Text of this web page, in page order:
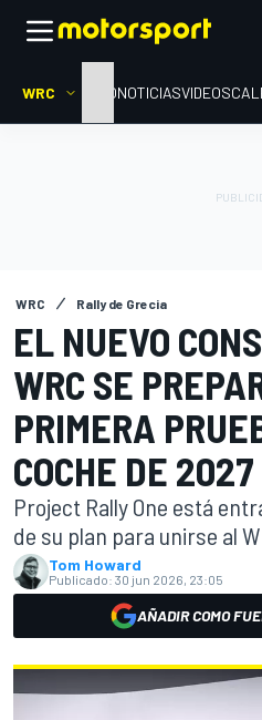
WRC INICIONOTICIASVIDEOS
WRC Rally de Grecia
EL NUEVO
WRC SE
PRIMERA
COCHE DE 2027
Project Rally One está
de su plan para unirse al
Tom Howard
Publicado: 30 jun 2026, 23:05
AÑADIR COMO